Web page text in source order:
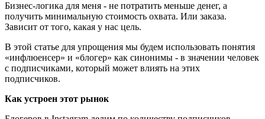
Бизнес-логика для меня - не потратить меньше денег, а
получить минимальную стоимость охвата. Или заказа.
Зависит от того, какая у нас цель.
В этой статье для упрощения мы будем использовать понятия
«инфлюенсер» и «блогер» как синонимы - в значении человек
с подписчиками, который может влиять на этих
подписчиков.
Как устроен этот рынок